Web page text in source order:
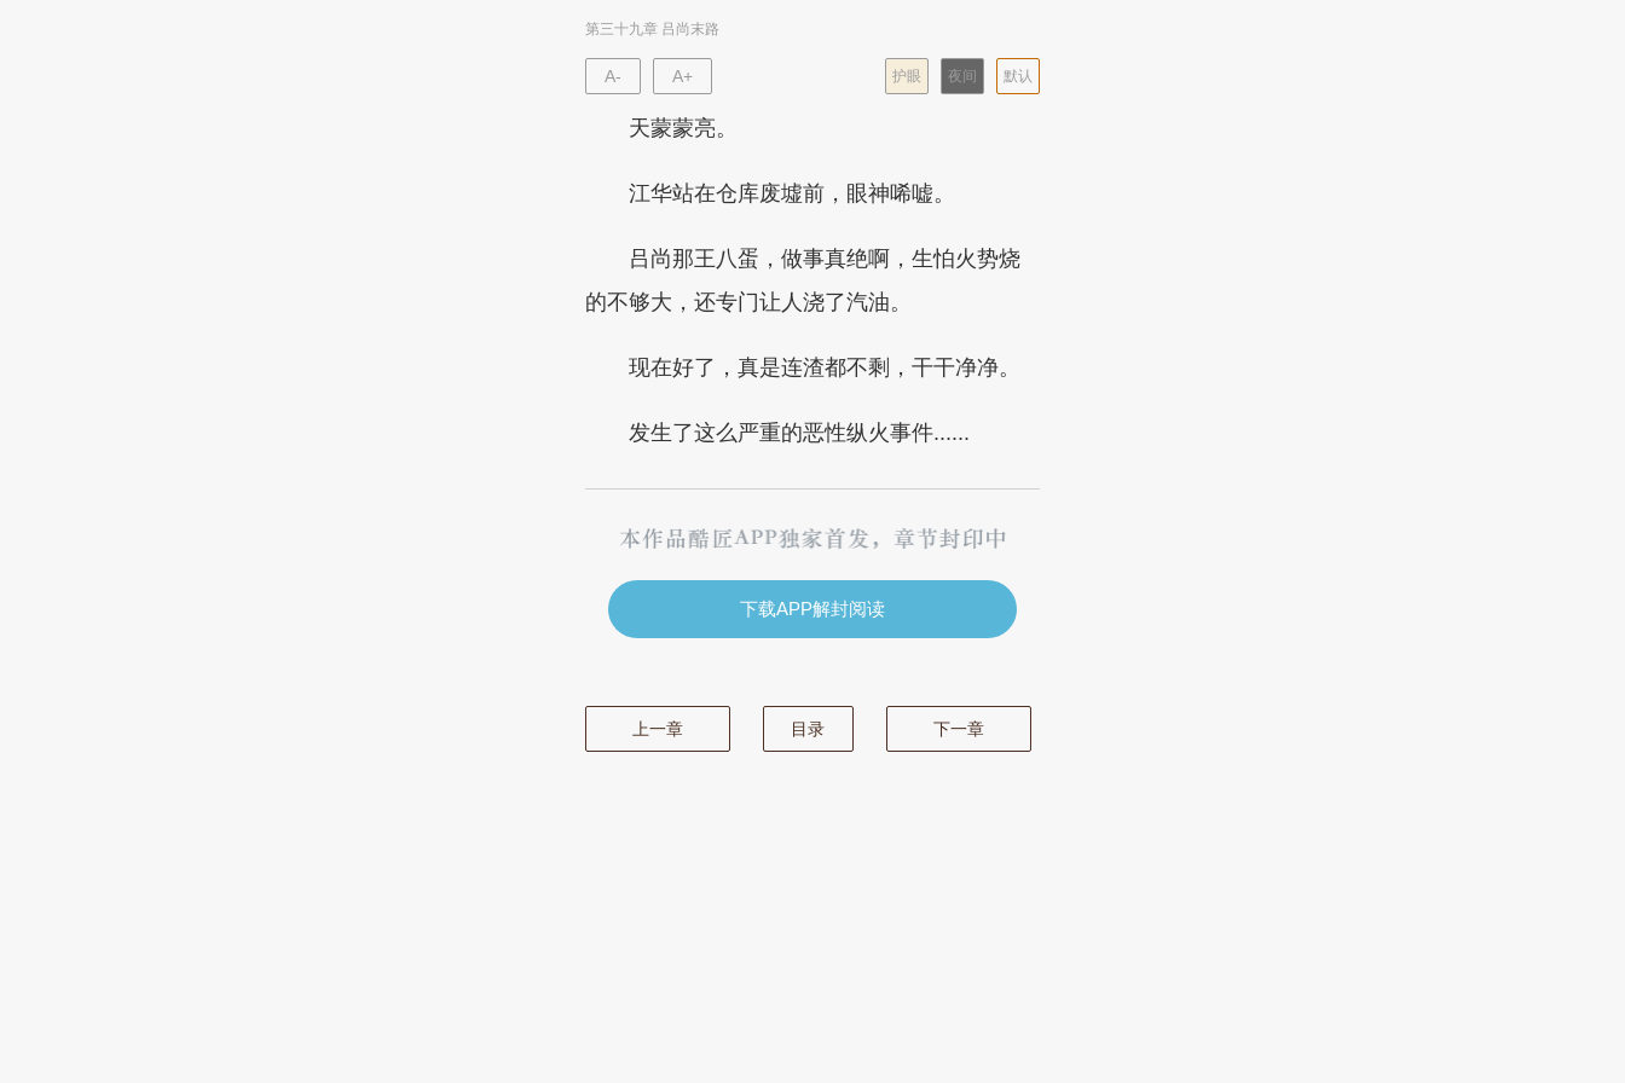
第三十九章 吕尚末路
A- A+ 默认
夜间
护眼
天蒙蒙亮。
江华站在仓库废墟前，眼神唏嘘。
吕尚那王八蛋，做事真绝啊，生怕火势烧
的不够大，还专门让人浇了汽油。
现在好了，真是连渣都不剩，干干净净。
发生了这么严重的恶性纵火事件......
下载APP解封阅读
上一章 目录 下一章